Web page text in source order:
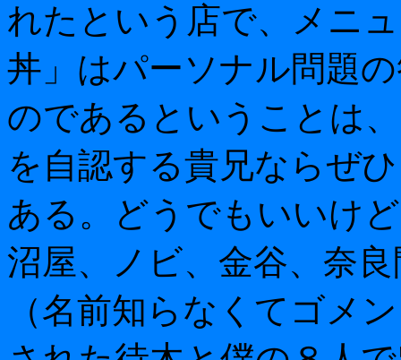
れたという店で、メニ
丼」はパーソナル問題
のであるということは
を自認する貴兄ならぜ
ある。どうでもいいけ
沼屋、ノビ、金谷、奈
（名前知らなくてゴメ